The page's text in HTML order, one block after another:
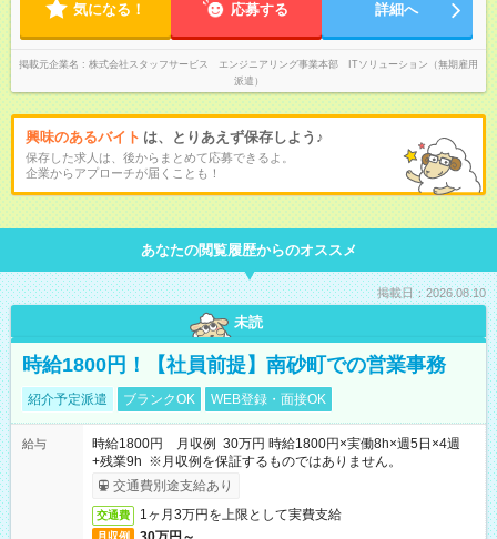
気になる！ 応募する 詳細へ
掲載元企業名
株式会社スタッフサービス エンジニアリング事業本部 ITソリューション（無期雇用
派遣）
興味のあるバイト は、とりあえず保存しよう♪
保存した求人は、後からまとめて応募できるよ。
企業からアプローチが届くことも！
あなたの閲覧履歴からのオススメ
掲載日：2026.08.10
未読
時給1800円！【社員前提】南砂町での営業事務
紹介予定派遣 ブランクOK WEB登録・面接OK
給与
時給1800円 月収例 30万円 時給1800円×実働8h×週5日×4週
+残業9h ※月収例を保証するものではありません。
交通費別途支給あり
交通費 1ヶ月3万円を上限として実費支給
月収例